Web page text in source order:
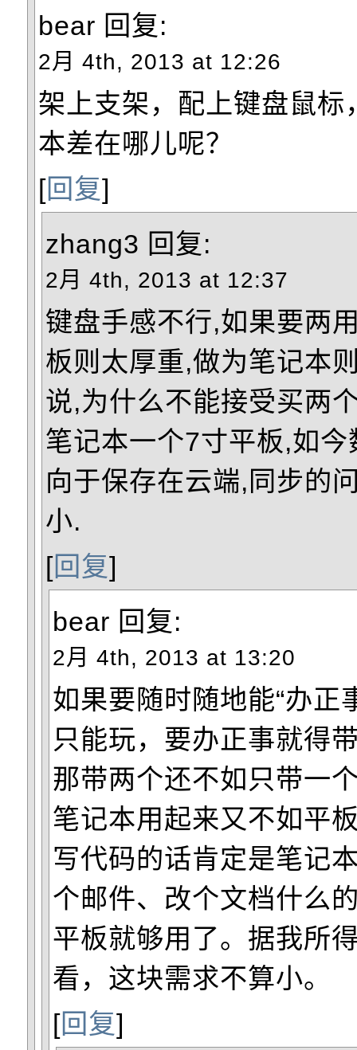
bear 回复:
2月 4th, 2013 at 12:26
架上支架，配上键盘鼠标
本差在哪儿呢？
[回复]
zhang3 回复:
2月 4th, 2013 at 12:37
键盘手感不行,如果要两
板则太厚重,做为笔记本
说,为什么不能接受买两
笔记本一个7寸平板,如
向于保存在云端,同步的
小.
[回复]
bear 回复:
2月 4th, 2013 at 13:20
如果要随时随地能“办正
只能玩，要办正事就得
那带两个还不如只带一
笔记本用起来又不如平
写代码的话肯定是笔记
个邮件、改个文档什么
平板就够用了。据我所
看，这块需求不算小。
[回复]